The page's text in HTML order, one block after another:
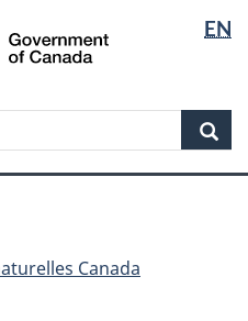
Aller
au
principal
Skip
to
government"
Passer
à
version
simplifiée
langue
EN
Canada
Canada